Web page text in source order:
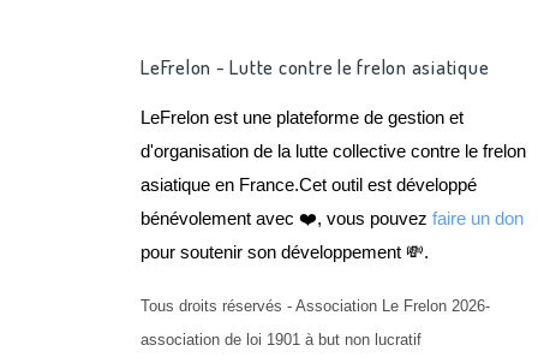
LeFrelon - Lutte contre le frelon asiatique
LeFrelon est une plateforme de gestion et
d'organisation de la lutte collective contre le frelon
asiatique en France.Cet outil est développé
bénévolement avec ❤️, vous pouvez faire un don
pour soutenir son développement 💸.
Tous droits réservés - Association Le Frelon 2026-
association de loi 1901 à but non lucratif